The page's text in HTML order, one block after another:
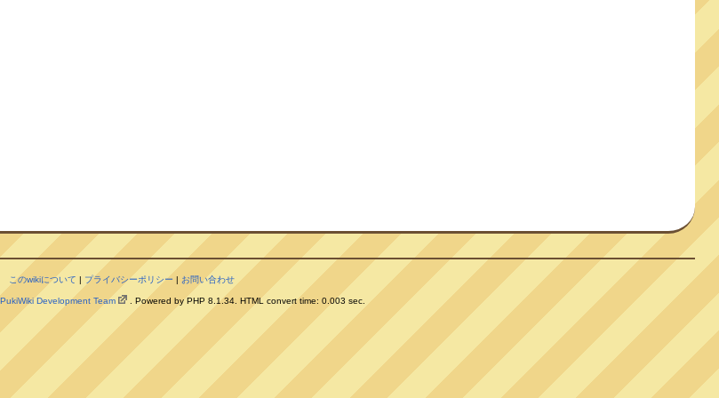
このwikiについて | プライバシーポリシー | お問い合わせ
PukiWiki Development Team . Powered by PHP 8.1.34. HTML convert time: 0.003 sec.